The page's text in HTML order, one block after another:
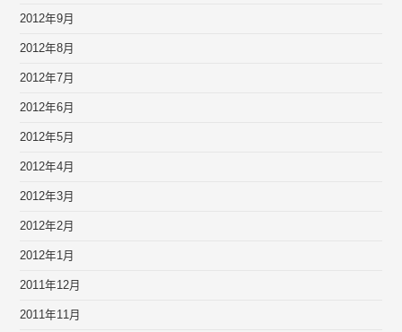
2012年9月
2012年8月
2012年7月
2012年6月
2012年5月
2012年4月
2012年3月
2012年2月
2012年1月
2011年12月
2011年11月